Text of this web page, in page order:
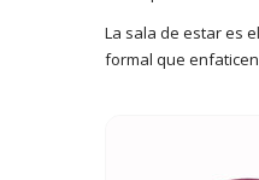
La sala de estar es
formal que